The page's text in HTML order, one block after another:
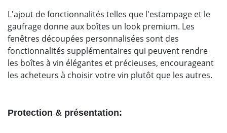
L'ajout de fonctionnalités telles que l'estampage et le
gaufrage donne aux boîtes un look premium. Les
fenêtres découpées personnalisées sont des
fonctionnalités supplémentaires qui peuvent rendre
les boîtes à vin élégantes et précieuses, encourageant
les acheteurs à choisir votre vin plutôt que les autres.
Protection & présentation: